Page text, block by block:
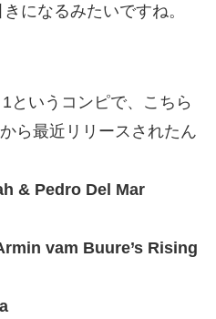
になるみたいですね。
というコンピで、こちら
ら最近リリースされたん
& Pedro Del Mar
vam Buure’s Rising